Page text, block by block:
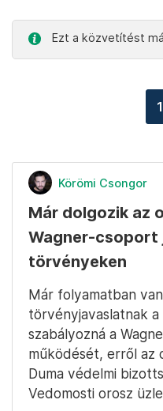
Ezt a közvetítést
1
Körömi Csongor
Már dolgozik az
Wagner-csoport
törvényeken
Már folyamatban
törvényjavaslatnak a
szabályozná a
működését, erről az
Duma védelmi
Vedomosti orosz